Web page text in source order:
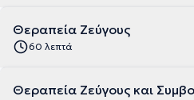
Θεραπεία Ζεύγους
60 λεπτά
Θεραπεία Ζεύγους και